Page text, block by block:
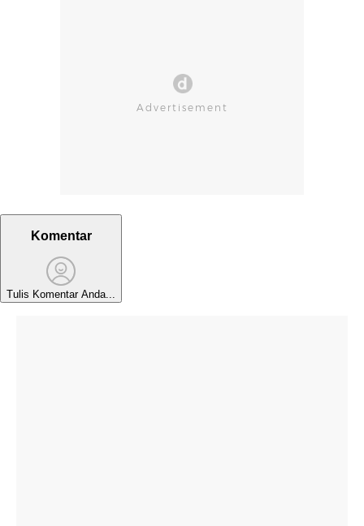
Komentar
Tulis Komentar Anda...